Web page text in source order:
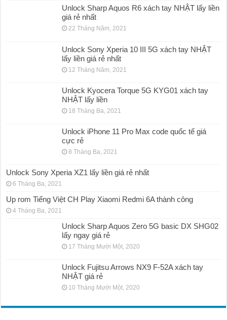
Unlock Sharp Aquos R6 xách tay NHẬT lấy liền
giá rẻ nhất
22 Tháng Năm, 2021
Unlock Sony Xperia 10 III 5G xách tay NHẬT
lấy liền giá rẻ nhất
12 Tháng Năm, 2021
Unlock Kyocera Torque 5G KYG01 xách tay
NHẬT lấy liền
18 Tháng Ba, 2021
Unlock iPhone 11 Pro Max code quốc tế giá
cực rẻ
8 Tháng Ba, 2021
Unlock Sony Xperia XZ1 lấy liền giá rẻ nhất
6 Tháng Ba, 2021
Up rom Tiếng Việt CH Play Xiaomi Redmi 6A thành công
4 Tháng Ba, 2021
Unlock Sharp Aquos Zero 5G basic DX SHG02
lấy ngay giá rẻ
17 Tháng Mười Một, 2020
Unlock Fujitsu Arrows NX9 F-52A xách tay
NHẬT giá rẻ
10 Tháng Mười Một, 2020